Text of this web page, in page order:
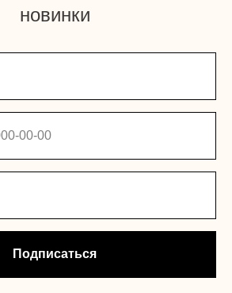
новинки
Подписаться